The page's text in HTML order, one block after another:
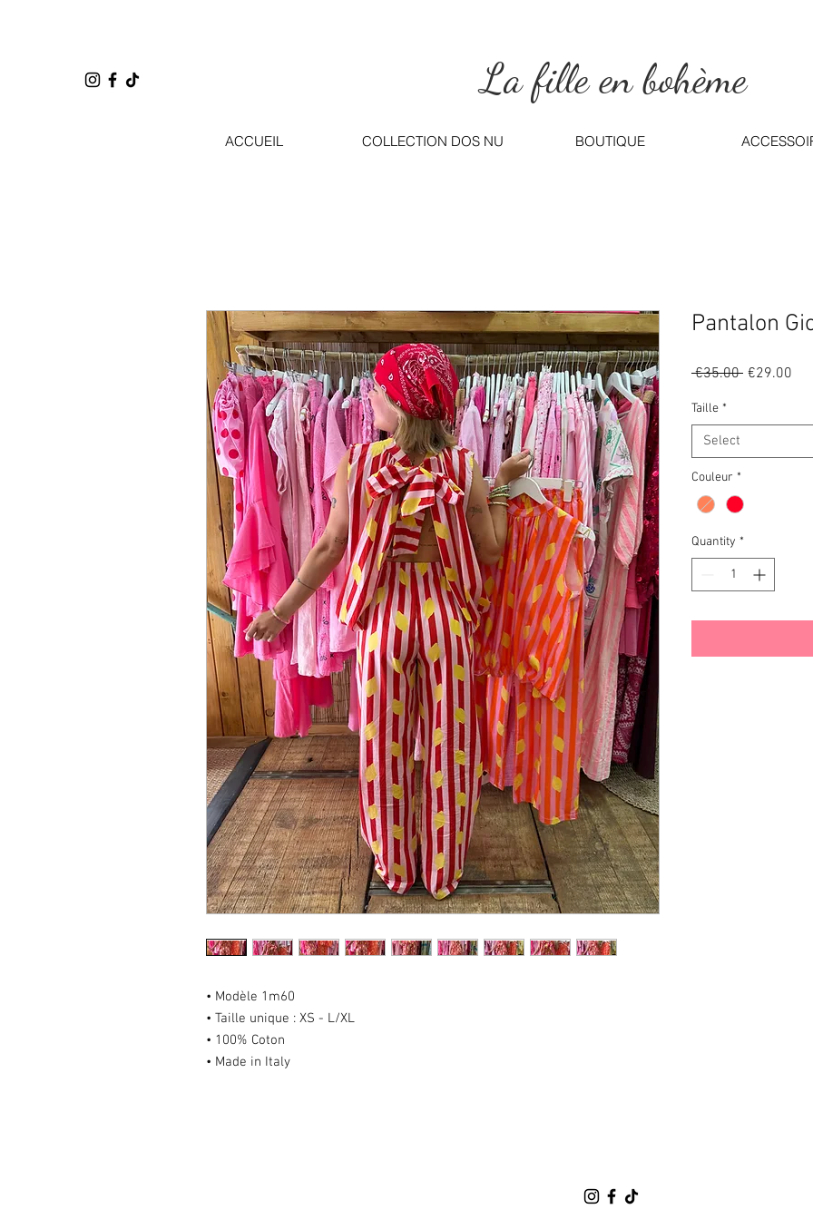
La fille en bohème
ACCUEIL COLLECTION DOS NU BOUTIQUE
• Modèle 1m60
• Taille unique : XS - L/XL
• 100% Coton
• Made in Italy
Pantalon
€35.00 Regular
€29.00
Taille *
Select
Couleur *
Quantity *